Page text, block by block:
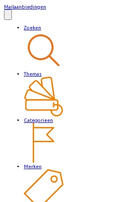
Mailaanbiedingen
Zoeken
Themas
Categorieen
Merken